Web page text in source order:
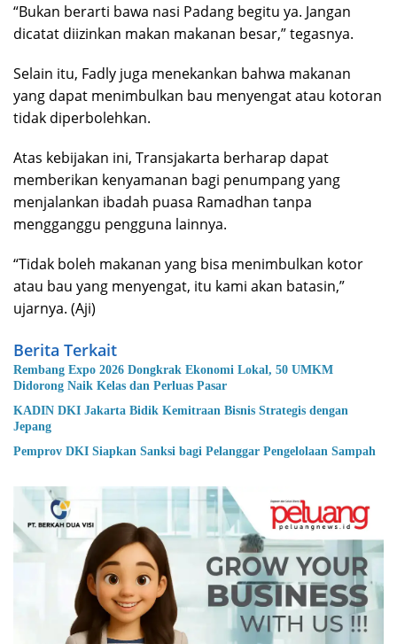
“Bukan berarti bawa nasi Padang begitu ya. Jangan
dicatat diizinkan makan makanan besar,” tegasnya.
Selain itu, Fadly juga menekankan bahwa makanan
yang dapat menimbulkan bau menyengat atau kotoran
tidak diperbolehkan.
Atas kebijakan ini, Transjakarta berharap dapat
memberikan kenyamanan bagi penumpang yang
menjalankan ibadah puasa Ramadhan tanpa
mengganggu pengguna lainnya.
“Tidak boleh makanan yang bisa menimbulkan kotor
atau bau yang menyengat, itu kami akan batasin,”
ujarnya. (Aji)
Berita Terkait
Rembang Expo 2026 Dongkrak Ekonomi Lokal, 50 UMKM
Didorong Naik Kelas dan Perluas Pasar
KADIN DKI Jakarta Bidik Kemitraan Bisnis Strategis dengan
Jepang
Pemprov DKI Siapkan Sanksi bagi Pelanggar Pengelolaan Sampah